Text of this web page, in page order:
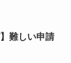
難しい申請